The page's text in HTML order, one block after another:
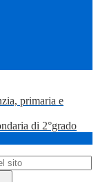
primaria e
di 2°grado